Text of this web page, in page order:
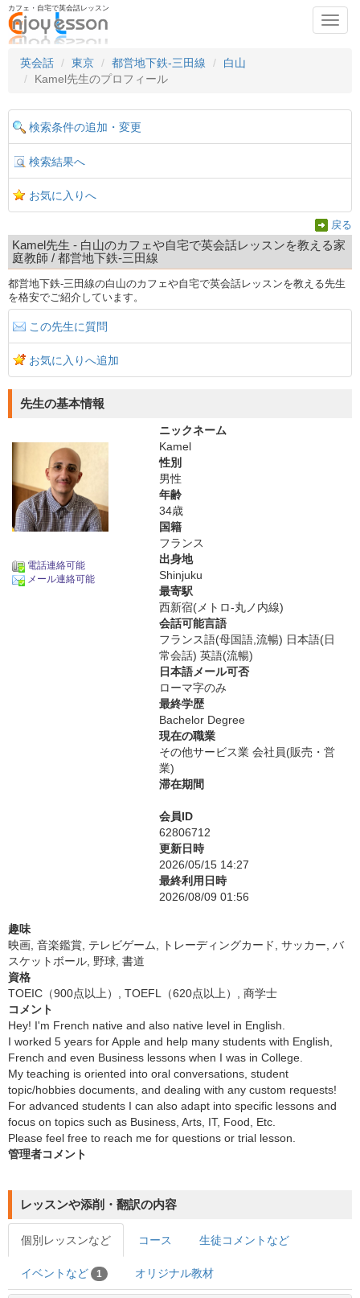
カフェ・自宅で英会話レッスン
英会話
東京 都営地下鉄-三田線
白山
Kamel先生のプロフィール
検索条件の追加・変更
検索結果へ
お気に入りへ
戻る
Kamel先生 - 白山のカフェや自宅で英会話レッスンを教える家
庭教師 / 都営地下鉄-三田線
都営地下鉄-三田線の白山のカフェや自宅で英会話レッスンを教える先生
を格安でご紹介しています。
この先生に質問
お気に入りへ追加
先生の基本情報
電話連絡可能
メール連絡可能
ニックネーム
Kamel
性別
男性
年齢
34歳
国籍
フランス
出身地
Shinjuku
最寄駅
西新宿(メトロ-丸ノ内線)
会話可能言語
フランス語(母国語,流暢) 日本語(日
常会話) 英語(流暢)
日本語メール可否
ローマ字のみ
最終学歴
Bachelor Degree
現在の職業
その他サービス業 会社員(販売・営
業)
滞在期間
会員ID
62806712
更新日時
2026/05/15 14:27
最終利用日時
2026/08/09 01:56
趣味
映画, 音楽鑑賞, テレビゲーム, トレーディングカード, サッカー, バ
スケットボール, 野球, 書道
資格
TOEIC（900点以上）, TOEFL（620点以上）, 商学士
コメント
Hey! I'm French native and also native level in English.
I worked 5 years for Apple and help many students with English,
French and even Business lessons when I was in College.
My teaching is oriented into oral conversations, student
topic/hobbies documents, and dealing with any custom requests!
For advanced students I can also adapt into specific lessons and
focus on topics such as Business, Arts, IT, Food, Etc.
Please feel free to reach me for questions or trial lesson.
管理者コメント
レッスンや添削・翻訳の内容
個別レッスンなど コース 生徒コメントなど
イベントなど 1 オリジナル教材